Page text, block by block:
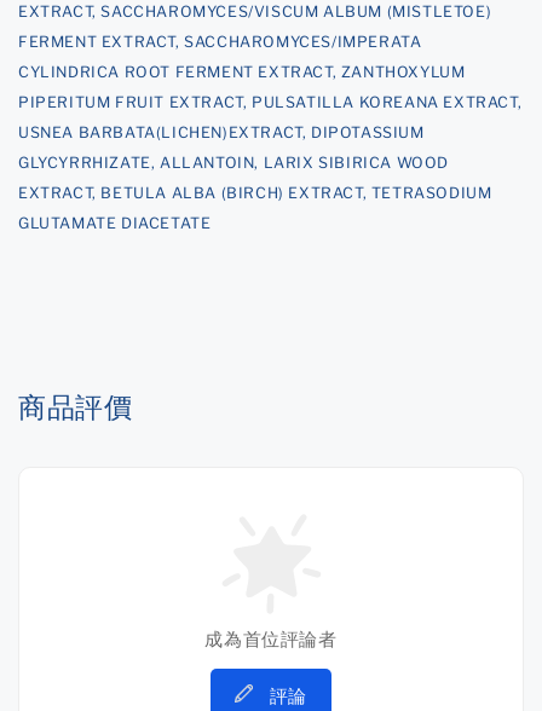
EXTRACT, SACCHAROMYCES/VISCUM ALBUM (MISTLETOE)
FERMENT EXTRACT, SACCHAROMYCES/IMPERATA
CYLINDRICA ROOT FERMENT EXTRACT, ZANTHOXYLUM
PIPERITUM FRUIT EXTRACT, PULSATILLA KOREANA EXTRACT,
USNEA BARBATA(LICHEN)EXTRACT, DIPOTASSIUM
GLYCYRRHIZATE, ALLANTOIN, LARIX SIBIRICA WOOD
EXTRACT, BETULA ALBA (BIRCH) EXTRACT, TETRASODIUM
GLUTAMATE DIACETATE
商品評價
成為首位評論者
評論